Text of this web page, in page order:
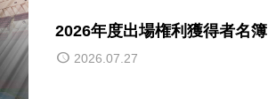
2026年度出場権利獲得者名簿
2026.07.27